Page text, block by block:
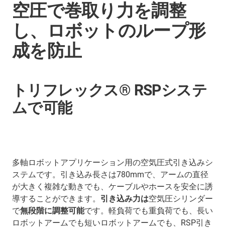
空圧で巻取り力を調整
し、ロボットのループ形
成を防止
トリフレックス® RSPシステ
ムで可能
多軸ロボットアプリケーション用の空気圧式引き込みシ
ステムです。引き込み長さは780mmで、アームの直径
が大きく複雑な動きでも、ケーブルやホースを安全に誘
導することができます。 引き込み力は空気圧シリンダー
で無段階に調整可能です。軽負荷でも重負荷でも、長い
ロボットアームでも短いロボットアームでも、RSP引き